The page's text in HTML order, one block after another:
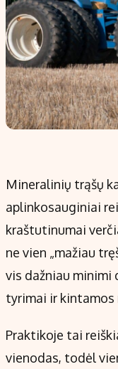
Mineralinių trąšų
aplinkosauginiai
kraštutinumai
ne vien „mažiau
vis dažniau minimi
tyrimai ir kintamos
Praktikoje tai
vienodas, todėl